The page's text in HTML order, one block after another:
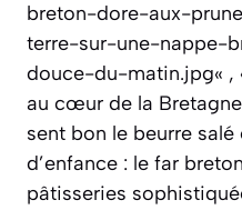
breton-dore-aux-
terre-sur-une-nappe-
douce-du-matin.jpg« ,
au cœur de la
sent bon le beurre salé
d’enfance : le far
pâtisseries